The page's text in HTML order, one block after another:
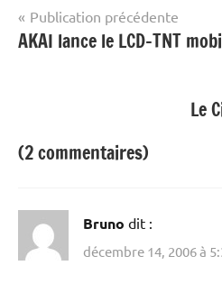
Navigation
de
Publication précédente
AKAI lance le LCD-TNT
Le
(2 commentaires)
Bruno dit :
décembre 14, 2006 à